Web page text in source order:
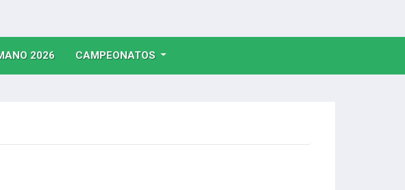
2026(CURRENT)
CAMPEONATOS